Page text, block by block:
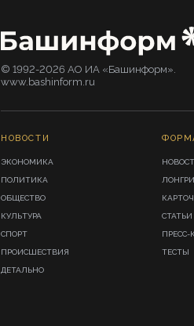
© 1992-2026 АО ИА «Башинформ».
www.bashinform.ru
НОВОСТИ
ЭКОНОМИКА
ПОЛИТИКА
ОБЩЕСТВО
КУЛЬТУРА
СПОРТ
ПРОИСШЕСТВИЯ
ДЕТАЛЬНО
СТАТЬИ
ПРЕСС-
ТЕСТЫ